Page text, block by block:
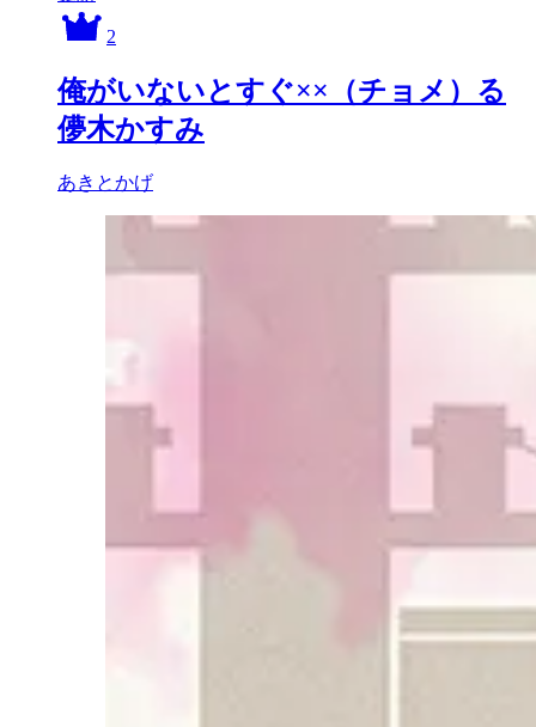
2
俺がいないとすぐ××（チョメ）る
儚木かすみ
あきとかげ